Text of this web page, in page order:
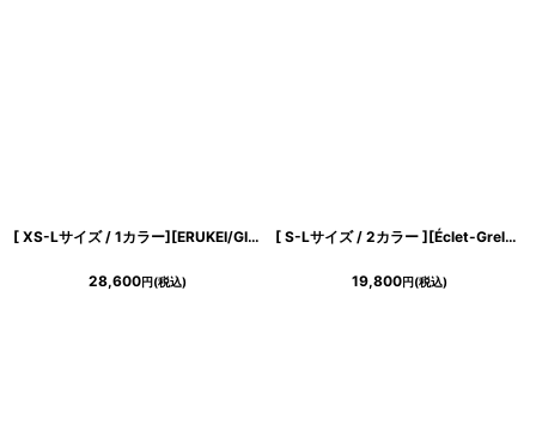
[ XS-Lサイズ / 1カラー][ERUKEI/GINZA COUTURE]ペイント柄・プリント・シフォン・ノースリーブ・Vネック・切替・フリル・Aライン・ロングドレス[送料無料]
28,600円(税込)
[ S-Lサイズ / 2カラー ][Éclet-Grelot by RiNFARRE] 花柄・キャミソール・スカーフ・スリップ・マキシ丈・タイト・ロングドレス・ワンピース・エクラグレロ [奈月セナ・薗田杏奈着用][送料無料]
19,800円(税込)